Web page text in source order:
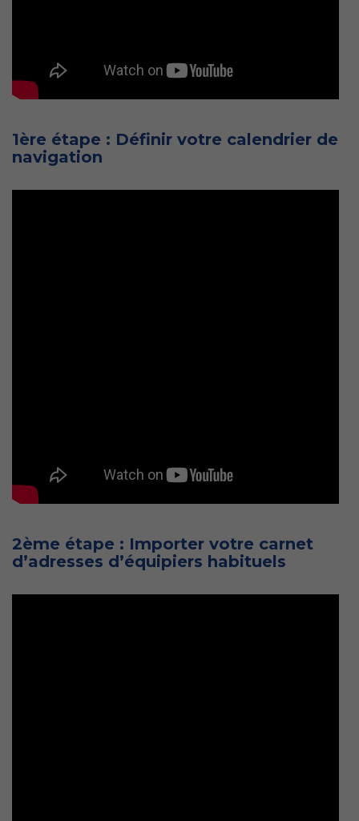
1ère étape : Définir votre calendrier de
navigation
2ème étape : Importer votre carnet
d’adresses d’équipiers habituels